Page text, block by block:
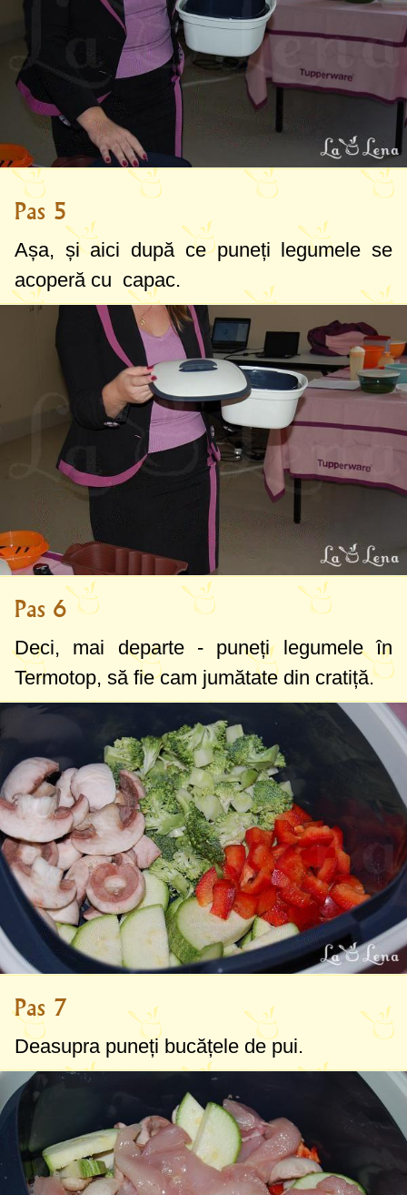
Pas 5
Așa, și aici după ce puneți legumele se
acoperă cu capac.
Pas 6
Deci, mai departe - puneți legumele în
Termotop, să fie cam jumătate din cratiță.
Pas 7
Deasupra puneți bucățele de pui.